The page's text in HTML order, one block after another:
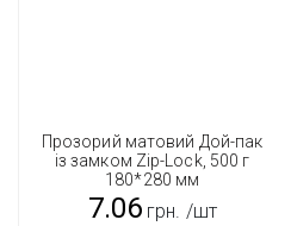
Прозорий матовий Дой-пак
із замком Zip-Lock, 500 г
180*280 мм
7.06 грн. /шт